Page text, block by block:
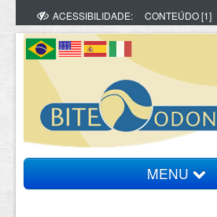
ACESSIBILIDADE: CONTEÚDO [1]
MENU